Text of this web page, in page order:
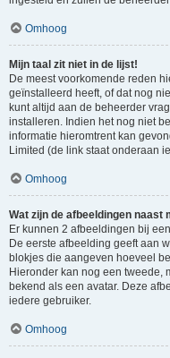
Omhoog
Mijn taal zit niet in de lijst!
De meest voorkomende reden
geïnstalleerd heeft, of dat nog
kunt altijd aan de beheerder
installeren. Indien het nog niet
informatie hieromtrent kan
Limited (de link staat onderaan
Omhoog
Wat zijn de afbeeldingen naast
Er kunnen 2 afbeeldingen bij
De eerste afbeelding geeft aan
blokjes die aangeven hoeveel
Hieronder kan nog een tweede,
bekend als een avatar. Deze
iedere gebruiker.
Omhoog